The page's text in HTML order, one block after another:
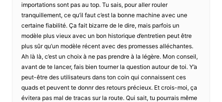
importations sont pas au top. Tu sais, pour aller rouler
tranquillement, ce qu’il faut c’est la bonne machine avec une
certaine fiabilité. Ça fait bizarre de le dire, mais parfois un
modèle plus vieux avec un bon historique d’entretien peut être
plus sûr qu’un modèle récent avec des promesses alléchantes.
Ah là là, c’est un choix à ne pas prendre à la légère. Mon conseil,
avant de te lancer, fais bien tourner la question autour de toi. Y’a
peut-être des utilisateurs dans ton coin qui connaissent ces
quads et peuvent te donnr des retours précieux. Et crois-moi, ça
évitera pas mal de tracas sur la route. Qui sait, tu pourrais même